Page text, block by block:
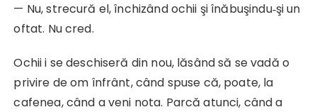
— Nu, strecură el, închizând ochii şi înăbuşindu‑şi un
oftat. Nu cred.
Ochii i se deschiseră din nou, lăsând să se vadă o
privire de om înfrânt, când spuse că, poate, la
cafenea, când a veni nota. Parcă atunci, când a